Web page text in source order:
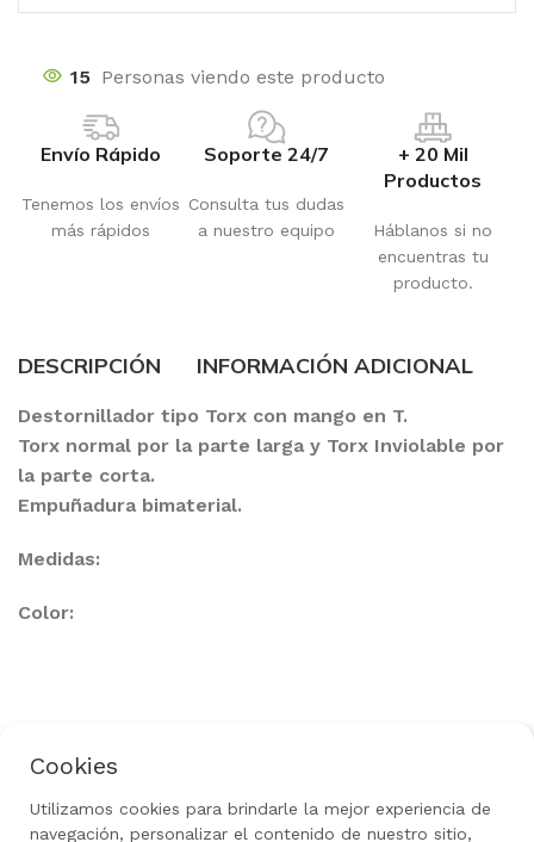
15 Personas viendo este producto
Envío Rápido
Tenemos los envíos
más rápidos
Soporte 24/7
Consulta tus dudas
a nuestro equipo
+ 20 Mil
Productos
Háblanos si no
encuentras tu
producto.
DESCRIPCIÓN INFORMACIÓN ADICIONAL
Destornillador tipo Torx con mango en T.
Torx normal por la parte larga y Torx Inviolable por
la parte corta.
Empuñadura bimaterial.
Medidas:
Color:
Política de Privacidad
Política de Devoluciones
Rediseñado porgow.tech|Todos los derechos
Cookies
Utilizamos cookies para brindarle la mejor experiencia de
navegación, personalizar el contenido de nuestro sitio,